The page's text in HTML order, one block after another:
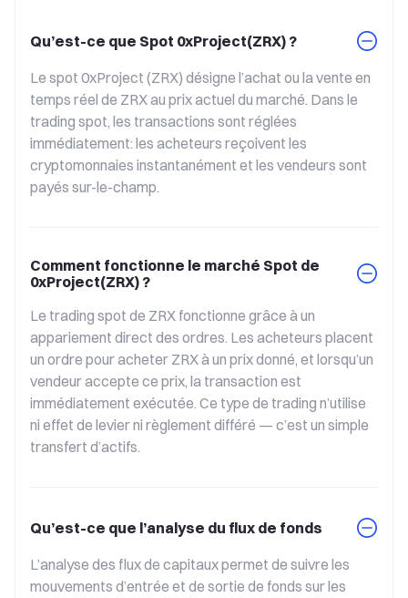
Qu’est-ce que Spot 0xProject(ZRX) ?
Le spot 0xProject (ZRX) désigne l’achat ou la vente en
temps réel de ZRX au prix actuel du marché. Dans le
trading spot, les transactions sont réglées
immédiatement: les acheteurs reçoivent les
cryptomonnaies instantanément et les vendeurs sont
payés sur-le-champ.
Comment fonctionne le marché Spot de
0xProject(ZRX) ?
Le trading spot de ZRX fonctionne grâce à un
appariement direct des ordres. Les acheteurs placent
un ordre pour acheter ZRX à un prix donné, et lorsqu’un
vendeur accepte ce prix, la transaction est
immédiatement exécutée. Ce type de trading n’utilise
ni effet de levier ni règlement différé — c’est un simple
transfert d’actifs.
Qu’est-ce que l’analyse du flux de fonds
L’analyse des flux de capitaux permet de suivre les
mouvements d’entrée et de sortie de fonds sur les